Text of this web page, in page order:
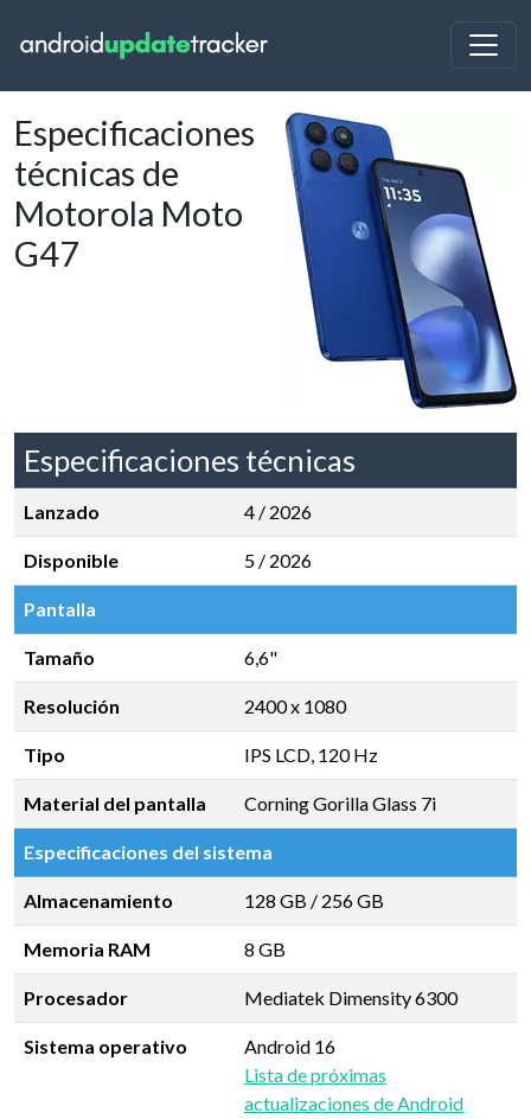
Especificaciones
técnicas de
Motorola Moto
G47
Especificaciones técnicas
Lanzado 4 / 2026
Disponible 5 / 2026
Pantalla
Tamaño 6,6"
Resolución 2400 x 1080
Tipo IPS LCD, 120 Hz
Material del pantalla Corning Gorilla Glass 7i
Especificaciones del sistema
Almacenamiento 128 GB / 256 GB
Memoria RAM 8 GB
Procesador Mediatek Dimensity 6300
Sistema operativo
Android 16
Lista de próximas
actualizaciones de Android